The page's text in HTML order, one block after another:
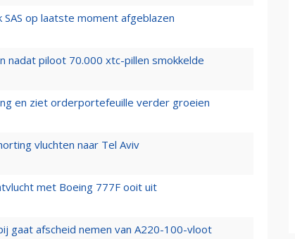
op laatste moment afgeblazen
nadat piloot 70.000 xtc-pillen smokkelde
en ziet orderportefeuille verder groeien
vluchten naar Tel Aviv
met Boeing 777F ooit uit
gaat afscheid nemen van A220-100-vloot